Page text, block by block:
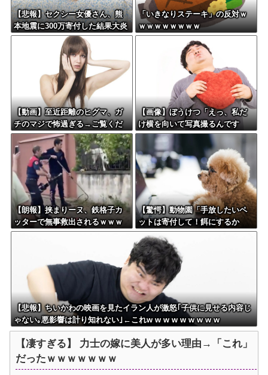
【悲報】セクシー女優さん、熊
本地震に300万寄付した結果大炎
上してしまう…←これさぁ…
「いきなりステーキ」の反対ｗ
ｗｗｗｗｗｗｗｗ
【動画】至近距離のヒグマ、ガ
チのマジで怖過ぎる→ご覧くだ
さい
【画像】ぼうけつ「えっ、私だ
け横を向いて写真撮るんです
か？！」→結果w w w w w w w
【朗報】挟まりーヌ、鉄格子カ
ッターで無事救出されるｗｗｗ
【驚愕】動物園「手放したいペ
ットは寄付して！餌にするか
ら！」←これってどうなん？w w
w w w w w w w w
【悲報】ちいかわの映画を見たイラン人が激怒｢子供に見せる内容じ
ゃない｡悪影響は計り知れない｣←これw w w w w w w w w
【凄すぎる】 力士の嫁に美人が多い理由→「これ」
だったｗｗｗｗｗｗｗ